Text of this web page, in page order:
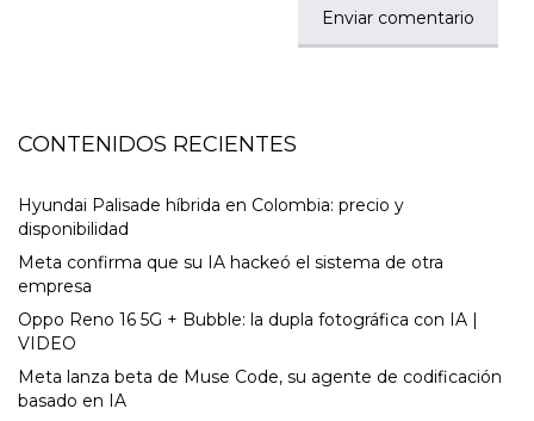
CONTENIDOS RECIENTES
Hyundai Palisade híbrida en Colombia: precio y
disponibilidad
Meta confirma que su IA hackeó el sistema de otra
empresa
Oppo Reno 16 5G + Bubble: la dupla fotográfica con IA |
VIDEO
Meta lanza beta de Muse Code, su agente de codificación
basado en IA